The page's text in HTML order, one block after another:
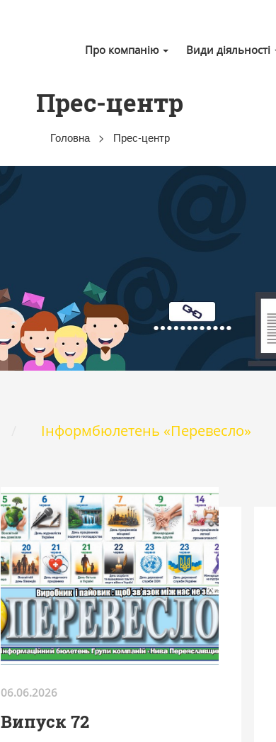
Про компанію Види діяльності
Прес-центр
Головна > Прес-центр
Інформбюлетень «Перевесло»
06.06.2026
Випуск 72